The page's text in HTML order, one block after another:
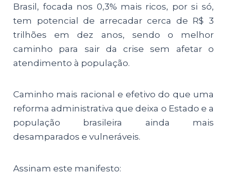
Brasil, focada nos 0,3% mais ricos, por si só,
tem potencial de arrecadar cerca de R$ 3
trilhões em dez anos, sendo o melhor
caminho para sair da crise sem afetar o
atendimento à população.
Caminho mais racional e efetivo do que uma
reforma administrativa que deixa o Estado e a
população brasileira ainda mais
desamparados e vulneráveis.
Assinam este manifesto: